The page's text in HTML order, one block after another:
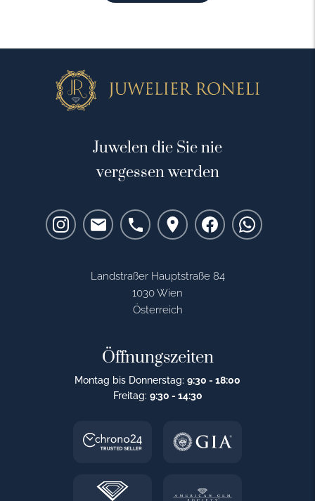
Juwelen die Sie nie
vergessen werden
Landstraßer Hauptstraße 84
1030 Wien
Österreich
Öffnungszeiten
Montag bis Donnerstag: 9:30 - 18:00
Freitag: 9:30 - 14:30